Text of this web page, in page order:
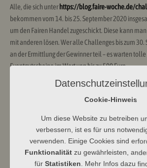
Alle, die sich unterhttps://blog.faire-woche.de/
bekommen vom 14. bis 25. September 2020
um den Fairen Handel zugeschickt. Diese kann
mit anderen lösen. Wer alle Challenges bis zum
an der Ermittlung der Gewinner teil – es warten tolle
Eventgutscheine im Wert von bis zu 500 Euro.
Ev Kirchengemeinde Dbg
Cookie-Hinweis
Um diese Website zu betreiben
verbessern, ist es für uns
verwenden. Einige Cookies sind
Funktionalitätzu gewährleisten,
für Statistiken . Mehr Infos dazu